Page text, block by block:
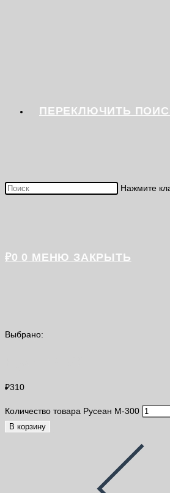
ПЕРЕКЛЮЧИТЬ
Нажмите
₽0 0 МЕНЮ ЗАКРЫТЬ
Выбрано:
₽310
Количество товара Русеан М-300
В корзину